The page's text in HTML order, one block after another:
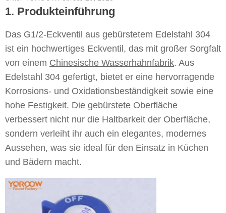
1. Produkteinführung
Das G1/2-Eckventil aus gebürstetem Edelstahl 304
ist ein hochwertiges Eckventil, das mit großer Sorgfalt
von einem Chinesische Wasserhahnfabrik. Aus
Edelstahl 304 gefertigt, bietet er eine hervorragende
Korrosions- und Oxidationsbeständigkeit sowie eine
hohe Festigkeit. Die gebürstete Oberfläche
verbessert nicht nur die Haltbarkeit der Oberfläche,
sondern verleiht ihr auch ein elegantes, modernes
Aussehen, was sie ideal für den Einsatz in Küchen
und Bädern macht.